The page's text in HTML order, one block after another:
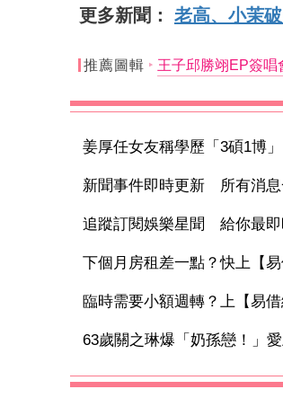
更多新聞： 老高、小茉
推薦圖輯 王子邱勝翊EP簽唱
姜厚任女友稱學歷「3碩1博
新聞事件即時更新 所有消息
追蹤訂閱娛樂星聞 給你最即
下個月房租差一點？快上【
臨時需要小額週轉？上【易
63歲關之琳爆「奶孫戀！」